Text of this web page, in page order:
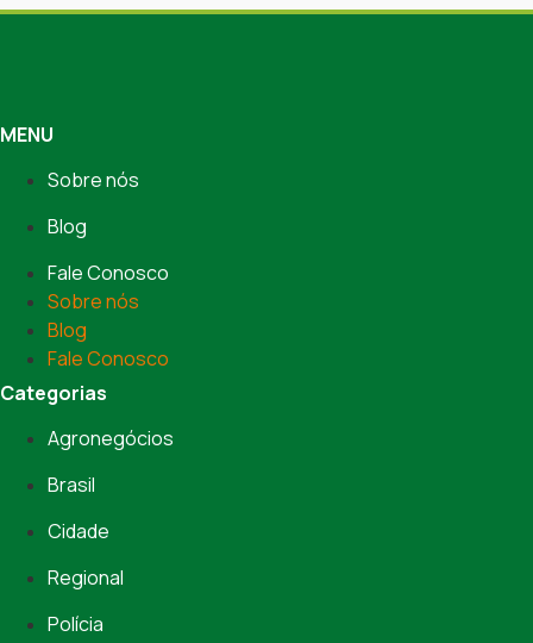
MENU
Sobre nós
Blog
Fale Conosco
Sobre nós
Blog
Fale Conosco
Categorias
Agronegócios
Brasil
Cidade
Regional
Polícia